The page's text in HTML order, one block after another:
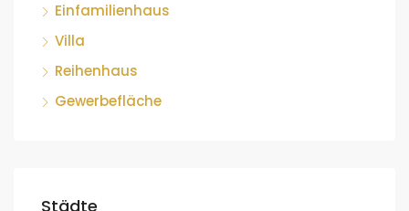
Einfamilienhaus
Villa
Reihenhaus
Gewerbefläche
Städte